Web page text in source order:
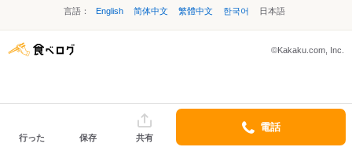
言語： English 简体中文 繁體中文 한국어 日本語
©Kakaku.com, Inc.
行った 保存 共有
電話